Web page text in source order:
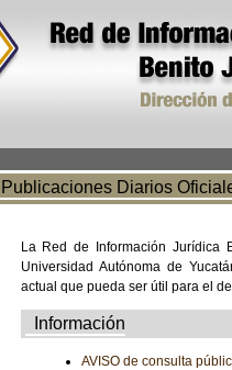
Publicaciones Diarios
La Red de Información Jurídica
Universidad Autónoma de
actual que pueda ser útil para el
Información
AVISO de consulta